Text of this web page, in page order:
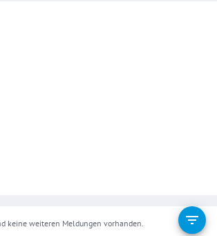
keine weiteren Meldungen vorhanden.